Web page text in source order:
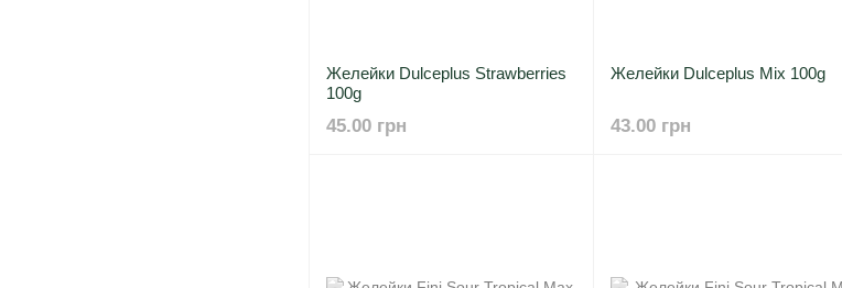
Жeлейки Dulceplus Strawberries
100g
45.00 грн
Желейки Dulceplus Mix 100g
43.00 грн